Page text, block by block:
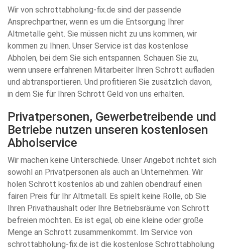
Wir von schrottabholung-fix.de sind der passende
Ansprechpartner, wenn es um die Entsorgung Ihrer
Altmetalle geht. Sie müssen nicht zu uns kommen, wir
kommen zu Ihnen. Unser Service ist das kostenlose
Abholen, bei dem Sie sich entspannen. Schauen Sie zu,
wenn unsere erfahrenen Mitarbeiter Ihren Schrott aufladen
und abtransportieren. Und profitieren Sie zusätzlich davon,
in dem Sie für Ihren Schrott Geld von uns erhalten.
Privatpersonen, Gewerbetreibende und
Betriebe nutzen unseren kostenlosen
Abholservice
Wir machen keine Unterschiede. Unser Angebot richtet sich
sowohl an Privatpersonen als auch an Unternehmen. Wir
holen Schrott kostenlos ab und zahlen obendrauf einen
fairen Preis für Ihr Altmetall. Es spielt keine Rolle, ob Sie
Ihren Privathaushalt oder Ihre Betriebsräume von Schrott
befreien möchten. Es ist egal, ob eine kleine oder große
Menge an Schrott zusammenkommt. Im Service von
schrottabholung-fix.de ist die kostenlose Schrottabholung